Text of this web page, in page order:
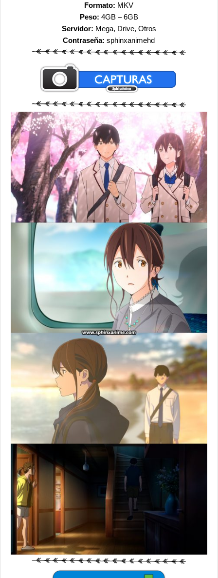
Formato: MKV
Peso: 4GB – 6GB
Servidor: Mega, Drive, Otros
Contraseña: sphinxanimehd